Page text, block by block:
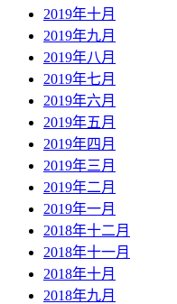
2019年十月
2019年九月
2019年八月
2019年七月
2019年六月
2019年五月
2019年四月
2019年三月
2019年二月
2019年一月
2018年十二月
2018年十一月
2018年十月
2018年九月